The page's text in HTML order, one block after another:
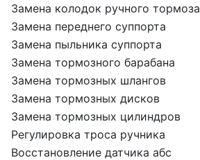
Замена колодок ручного тормоза
Замена переднего суппорта
Замена пыльника суппорта
Замена тормозного барабана
Замена тормозных шлангов
Замена тормозных дисков
Замена тормозных цилиндров
Регулировка троса ручника
Восстановление датчика абс